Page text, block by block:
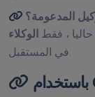
المدعومة؟
حاليا ، فقط
في المستقبل.